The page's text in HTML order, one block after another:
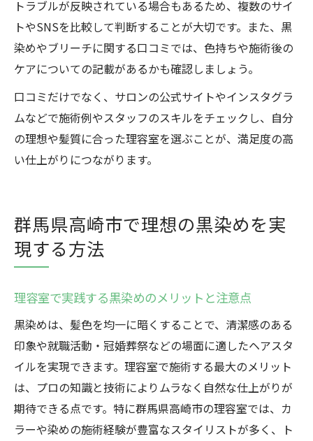
トラブルが反映されている場合もあるため、複数のサイ
トやSNSを比較して判断することが大切です。また、黒
染めやブリーチに関する口コミでは、色持ちや施術後の
ケアについての記載があるかも確認しましょう。
口コミだけでなく、サロンの公式サイトやインスタグラ
ムなどで施術例やスタッフのスキルをチェックし、自分
の理想や髪質に合った理容室を選ぶことが、満足度の高
い仕上がりにつながります。
群馬県高崎市で理想の黒染めを実
現する方法
理容室で実践する黒染めのメリットと注意点
黒染めは、髪色を均一に暗くすることで、清潔感のある
印象や就職活動・冠婚葬祭などの場面に適したヘアスタ
イルを実現できます。理容室で施術する最大のメリット
は、プロの知識と技術によりムラなく自然な仕上がりが
期待できる点です。特に群馬県高崎市の理容室では、カ
ラーや染めの施術経験が豊富なスタイリストが多く、ト